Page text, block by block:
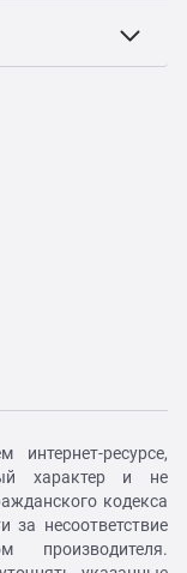
ресурсе,
характер и не
кодекса
за несоответствие